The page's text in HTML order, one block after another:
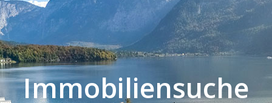
Immobiliensuche